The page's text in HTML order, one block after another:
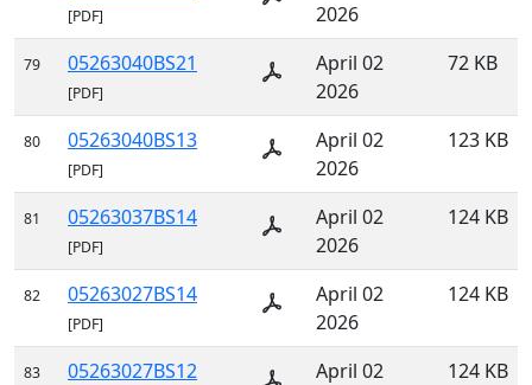
[PDF]
2026
79 05263040BS21
[PDF]
April 02
2026
72 KB
80 05263040BS13
[PDF]
April 02
2026
123 KB
81 05263037BS14
[PDF]
April 02
2026
124 KB
82 05263027BS14
[PDF]
April 02
2026
124 KB
83 05263027BS12
April 02
124 KB